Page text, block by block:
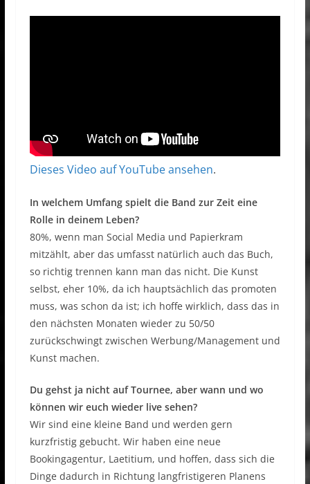
Dieses Video auf YouTube ansehen.
In welchem Umfang spielt die Band zur Zeit eine
Rolle in deinem Leben?
80%, wenn man Social Media und Papierkram
mitzählt, aber das umfasst natürlich auch das Buch,
so richtig trennen kann man das nicht. Die Kunst
selbst, eher 10%, da ich hauptsächlich das promoten
muss, was schon da ist; ich hoffe wirklich, dass das in
den nächsten Monaten wieder zu 50/50
zurückschwingt zwischen Werbung/Management und
Kunst machen.
Du gehst ja nicht auf Tournee, aber wann und wo
können wir euch wieder live sehen?
Wir sind eine kleine Band und werden gern
kurzfristig gebucht. Wir haben eine neue
Bookingagentur, Laetitium, und hoffen, dass sich die
Dinge dadurch in Richtung langfristigeren Planens